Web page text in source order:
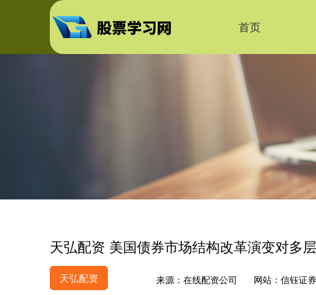
首页
天弘配资 美国债券市场结构改革演变对多
天弘配资 来源：在线配资公司 网站：信钰证